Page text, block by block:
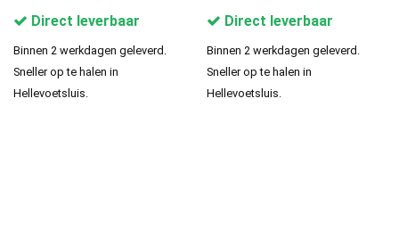
Direct leverbaar
Binnen 2 werkdagen geleverd.
Sneller op te halen in
Hellevoetsluis.
Direct leverbaar
Binnen 2 werkdagen geleverd.
Sneller op te halen in
Hellevoetsluis.